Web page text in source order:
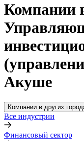
Компании
Акуше
Компании в других
Все индустрии
Финансовый сектор